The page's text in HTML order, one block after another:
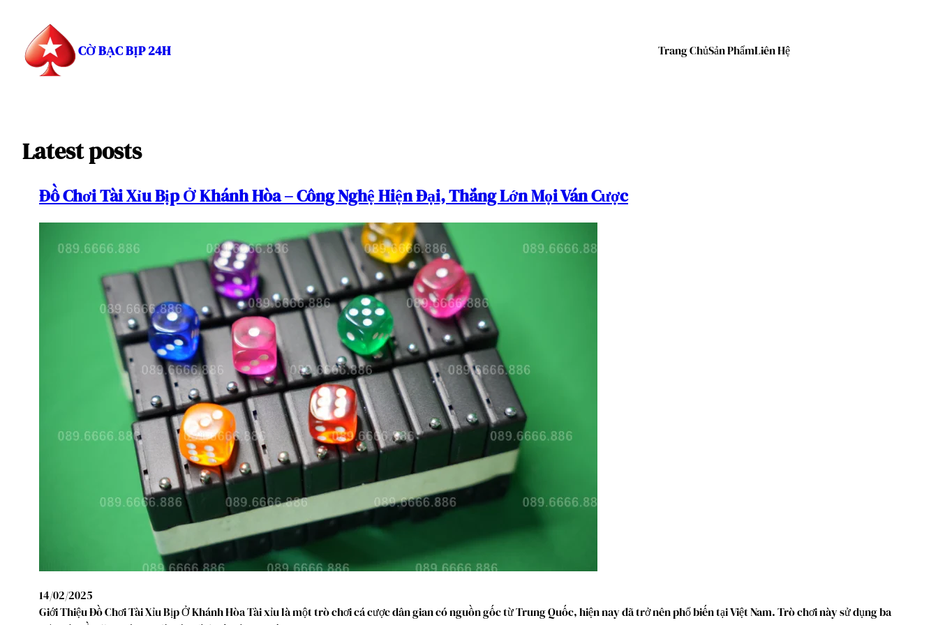
phần
CỜ BẠC BỊP 24H Trang ChủSản PhẩmLiên Hệ
Latest posts
Đồ Chơi Tài Xỉu Bịp Ở Khánh Hòa – Công Nghệ Hiện Đại, Thắng Lớn Mọi Ván Cược
14/02/2025
Giới Thiệu Đồ Chơi Tài Xỉu Bịp Ở Khánh Hòa Tài xỉu là một trò chơi cá cược dân gian có nguồn gốc từ Trung Quốc, hiện nay đã trở nên phổ biến tại Việt Nam. Trò chơi này sử dụng ba